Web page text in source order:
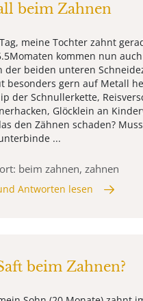
beim Zahnen
meine Tochter zahnt
kommen nun
der beiden unteren
besonders gern auf Metall
der Schnullerkette,
Glöcklein an
den Zähnen schaden?
...
beim zahnen, zahnen
Antworten lesen
beim Zahnen?